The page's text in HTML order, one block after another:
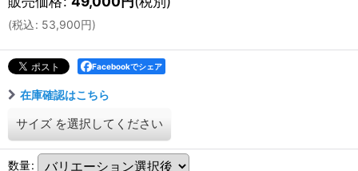
(税込: 53,900円)
Facebookでシェア
在庫確認はこちら
サイズ を選択してください
数量: